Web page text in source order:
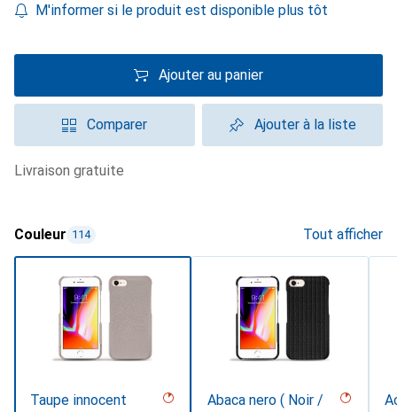
M'informer si le produit est disponible plus tôt
Ajouter au panier
Comparer Ajouter à la liste
livraison gratuite
Couleur 114 Tout afficher
Taupe innocent
Abaca nero ( Noir /